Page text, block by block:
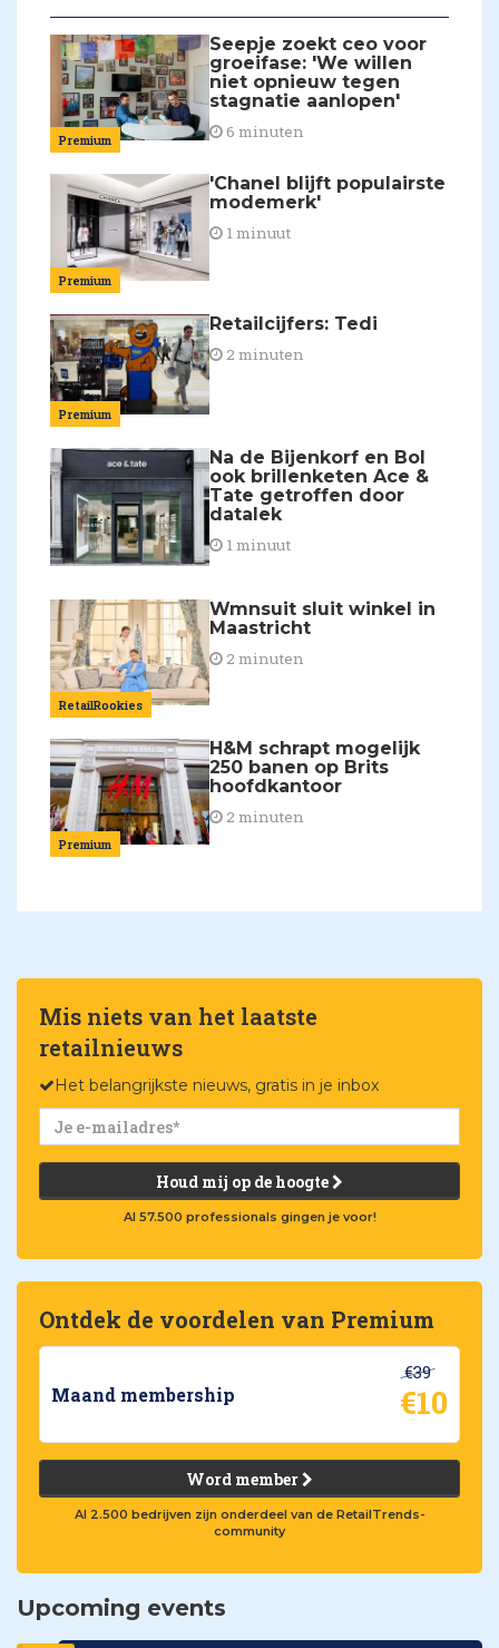
Premium
Seepje zoekt ceo voor
groeifase: 'We willen
niet opnieuw tegen
stagnatie aanlopen'
6 minuten
Premium
'Chanel blijft populairste
modemerk'
1 minuut
Premium
Retailcijfers: Tedi
2 minuten
Na de Bijenkorf en Bol
ook brillenketen Ace &
Tate getroffen door
datalek
1 minuut
RetailRookies
Wmnsuit sluit winkel in
Maastricht
2 minuten
Premium
H&M schrapt mogelijk
250 banen op Brits
hoofdkantoor
2 minuten
Mis niets van het laatste
retailnieuws
Het belangrijkste nieuws, gratis in je inbox
Houd mij op de hoogte
Al 57.500 professionals gingen je voor!
Ontdek de voordelen van Premium
Maand membership
€39
€10
Word member
Al 2.500 bedrijven zijn onderdeel van de RetailTrends-
community
Upcoming events